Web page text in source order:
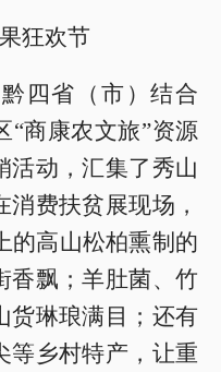
狂欢节
四省（市）结合
“商康农文旅”资源
活动，汇集了秀山
费扶贫展现场，
的高山松柏熏制的
香飘；羊肚菌、竹
货琳琅满目；还有
等乡村特产，让重